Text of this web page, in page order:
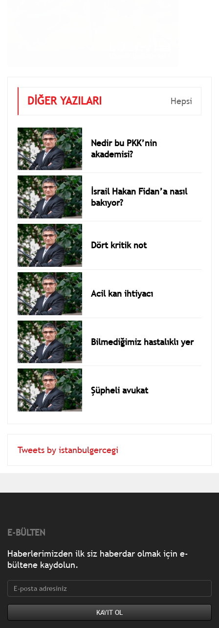
Nedir bu PKK’nin
İsrail Hakan Fidan’a nasıl
Haberlerimizden ilk siz haberdar olmak için e-
bültene kaydolun.